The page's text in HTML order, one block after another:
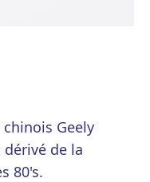
Geely
de la
80's.